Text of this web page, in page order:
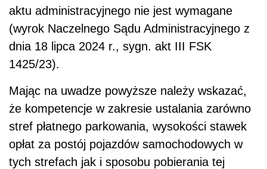
aktu administracyjnego nie jest wymagane
(wyrok Naczelnego Sądu Administracyjnego z
dnia 18 lipca 2024 r., sygn. akt III FSK
1425/23).
Mając na uwadze powyższe należy wskazać,
że kompetencje w zakresie ustalania zarówno
stref płatnego parkowania, wysokości stawek
opłat za postój pojazdów samochodowych w
tych strefach jak i sposobu pobierania tej